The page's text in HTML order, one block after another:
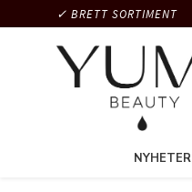
✓ BRETT SORTIMENT
NYHETER